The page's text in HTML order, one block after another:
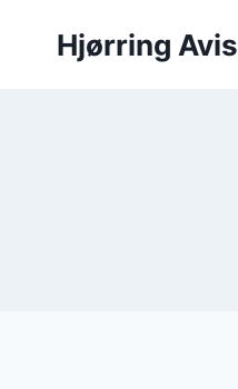
Hjørring Avis